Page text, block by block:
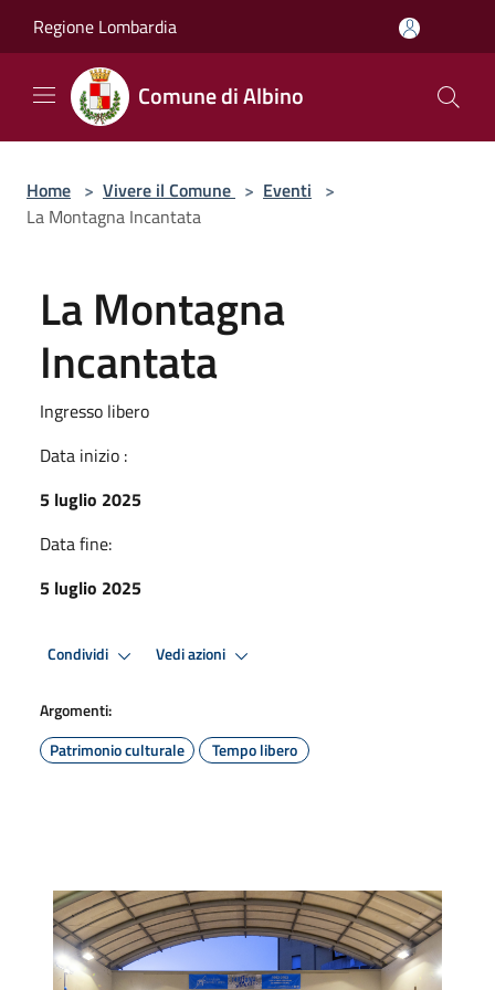
Regione Lombardia
Comune di Albino
Home > Vivere il Comune > Eventi >
La Montagna Incantata
La Montagna
Incantata
Ingresso libero
Data inizio :
5 luglio 2025
Data fine:
5 luglio 2025
Condividi Vedi azioni
Argomenti:
Patrimonio culturale
Tempo libero